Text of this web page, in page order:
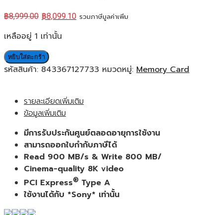
฿8,999.00 ฿8,099.10 รวมภาษีมูลค่าเพิ่ม
เหลืออยู่ 1 เท่านั้น
หยิบใส่ตะกร้า
รหัสสินค้า: 843367127733 หมวดหมู่: Memory Card
รายละเอียดเพิ่มเติม
ข้อมูลเพิ่มเติม
มีการรับประกันศูนย์ตลอดอายุการใช้งาน
สามารถออกใบกำกับภาษีได้
Read 900 MB/s & Write 800 MB/
Cinema-quality 8K video
PCI Express® Type A
ใช้งานได้กับ *Sony* เท่านั้น